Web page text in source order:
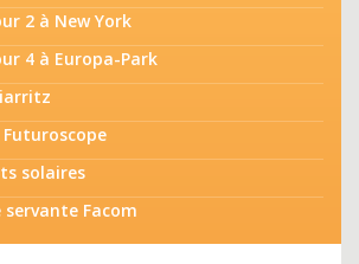
2 à New York
4 à Europa-Park
solaires
servante Facom